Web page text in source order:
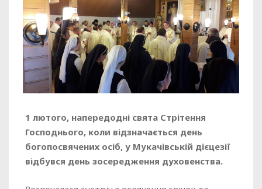
1 лютого, напередодні свята Стрітення
Господнього, коли відзначається день
богопосвячених осіб, у Мукачівській дієцезії
відбувся день зосередження духовенства.